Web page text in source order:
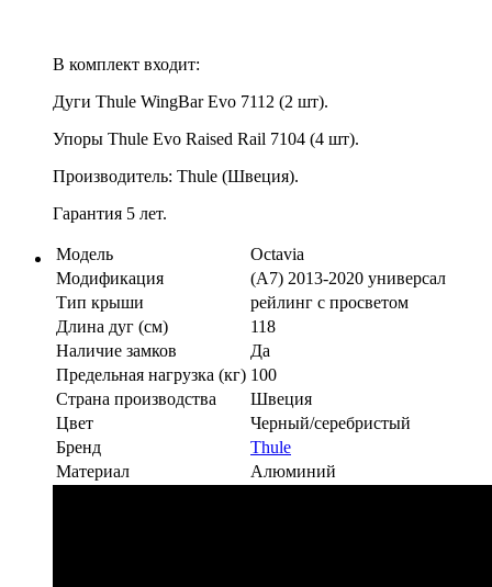
В комплект входит:
Дуги Thule WingBar Evo 7112 (2 шт).
Упоры Thule Evo Raised Rail 7104 (4 шт).
Производитель: Thule (Швеция).
Гарантия 5 лет.
Модель
Octavia
Модификация
(A7) 2013-2020 универсал
Тип крыши
рейлинг с просветом
Длина дуг (см)
118
Наличие замков
Да
Предельная нагрузка (кг) 100
Страна производства
Швеция
Цвет
Черный/серебристый
Бренд
Thule
Материал
Алюминий